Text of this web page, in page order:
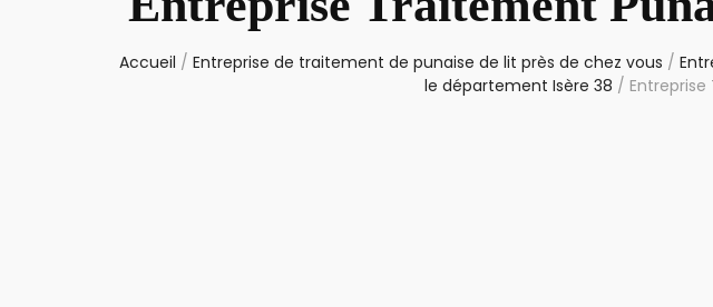
Accueil / Entreprise de traitement de punaise de lit près de chez vous /
le département Isère 38 /